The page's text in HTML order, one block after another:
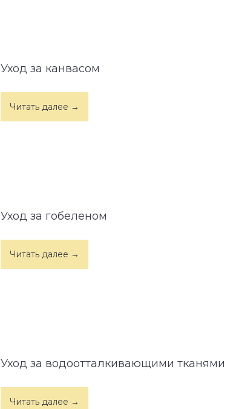
Уход за канвасом
Читать далее →
Уход за гобеленом
Читать далее →
Уход за водоотталкивающими тканями
Читать далее →